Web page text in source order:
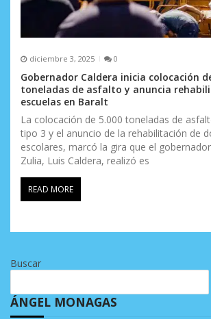
diciembre 3, 2025 0
Gobernador Caldera inicia colocación
toneladas de asfalto y anuncia
escuelas en Baralt
La colocación de 5.000 toneladas de
tipo 3 y el anuncio de la rehabilitación de
escolares, marcó la gira que el
Zulia, Luis Caldera, realizó es
READ MORE
Buscar
ÁNGEL MONAGAS